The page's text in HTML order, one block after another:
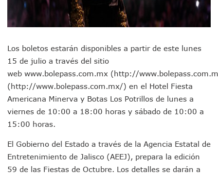
Por Desaparición Forzada, Expolicías De Nayarit
“El Mayo” Zambada Es Condenado A Morir En Prisión En
Orgullo Vallartense: Zhoemí Luévanos Competirá En El
Vecinos De Vallarta 500 Exponen Queja De Vialidades A
Pelea De Extranjera Durante Función De “La Odisea” En
Llegan Camiones “oruga” A Puerto Vallarta Con
Coordinan Operativo Para Las Tradicionales Paseadas
Monzón Mexicano Causará Lluvias Muy Fuertes En
Acusado De Homicidio En El Tuito Permanecerá Un Año
Retiran 10 Toneladas De Macroalga En Playa De
Arranca Copa México De Clavados Zapopan 2026 En El
Munguía Analiza Pedir 100 MDP De Adelanto De
Los boletos estarán disponibles a partir de este lunes
15 de julio a través del sitio
web www.bolepass.com.mx (http://
(http://www.bolepass.com.mx/) en el Hotel Fiesta
Americana Minerva y Botas Los Potrillos de lunes a
viernes de 10:00 a 18:00 horas y sábado de 10:00 a
15:00 horas.
El Gobierno del Estado a través de la Agencia Estatal de
Entretenimiento de Jalisco (AEEJ), prepara la edición
59 de las Fiestas de Octubre. Los detalles se darán a